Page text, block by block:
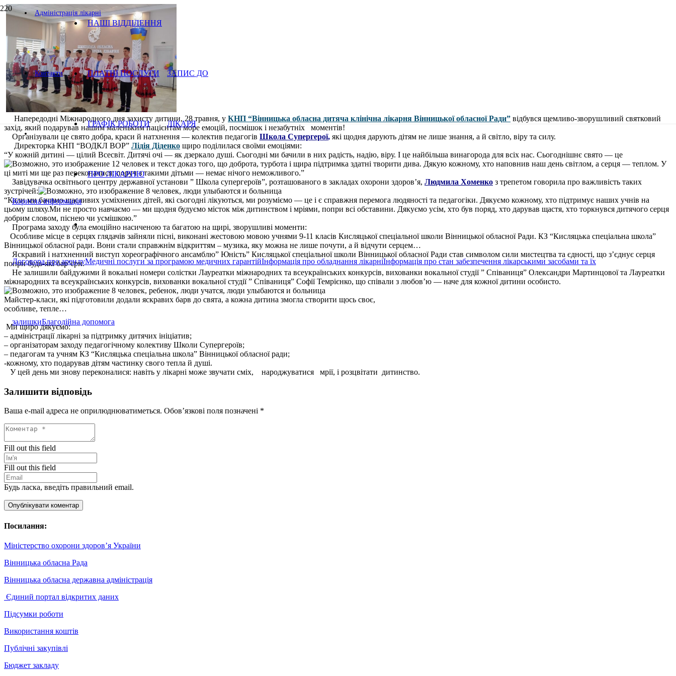
Адміністрація лікарні
Контакти
Корисна інформація
Договора про арендуМедичні послуги за програмою медичних гарантійІнформація про обладнання лікарніІнформація про стан забезпечення лікарськими засобами та їх
залишкиБлагодійна допомога
НАШІ ВІДДІЛЕННЯ
ПЛАТНІ ПОСЛУГИ
ГРАФІК РОБОТИ
ПРО ЛІКАРНЮ
ЗАПИС ДО
ЛІКАРЯ
Напередодні Міжнародного дня захисту дитини, 28 травня, у КНП “Вінницька обласна дитяча клінічна лікарня Вінницької обласної Ради” відбувся щемливо-зворушливий святковий
захід, який подарував нашим маленьким пацієнтам море емоцій, посмішок і незабутніх
моментів!
Організували це свято добра, краси й натхнення — колектив педагогів Школа Супергерої, які щодня дарують дітям не лише знання, а й світло, віру та силу.
Директорка КНП “ВОДКЛ ВОР” Лідія Діденко щиро поділилася своїми емоціями:
“У кожній дитині — цілий Всесвіт. Дитячі очі — як дзеркало душі. Сьогодні ми бачили в них радість, надію, віру. І це найбільша винагорода для всіх нас. Сьогоднішнє свято — це
доказ того, що доброта, турбота і щира підтримка здатні творити дива. Дякую кожному, хто наповнив наш день світлом, а серця — теплом. У
ці миті ми ще раз переконалися: поруч з такими дітьми — немає нічого неможливого.”
Завідувачка освітнього центру державної установи ” Школа супергероїв”, розташованого в закладах охорони здоров’я, Людмила Хоменко з трепетом говорила про важливість таких
зустрічей:
“Коли ми бачимо щасливих усміхнених дітей, які сьогодні лікуються, ми розуміємо — це і є справжня перемога людяності та педагогіки. Дякуємо кожному, хто підтримує наших учнів на
цьому шляху.Ми не просто навчаємо — ми щодня будуємо місток між дитинством і мріями, попри всі обставини. Дякуємо усім, хто був поряд, хто дарував щастя, хто торкнувся дитячого серця
добрим словом, піснею чи усмішкою.”
Програма заходу була емоційно насиченою та багатою на щирі, зворушливі моменти:
Особливе місце в серцях глядачів зайняли пісні, виконані жестовою мовою учнями 9-11 класів Кисляцької спеціальної школи Вінницької обласної Ради. КЗ “Кисляцька спеціальна школа”
Вінницької обласної ради. Вони стали справжнім відкриттям – музика, яку можна не лише почути, а й відчути серцем…
Яскравий і натхненний виступ хореографічного ансамблю” Юність” Кисляцької спеціальної школи Вінницької обласної Ради став символом сили мистецтва та єдності, що з’єднує серця
попри будь-які бар’єри.
Не залишили байдужими й вокальні номери солістки Лауреатки міжнародних та всеукраїнських конкурсів, вихованки вокальної студії ” Співаниця” Олександри Мартинцової та Лауреатки
міжнародних та всеукраїнських конкурсів, вихованки вокальної студії ” Співаниця” Софії Темрієнко, що співали з любов’ю — наче для кожної дитини особисто.
Майстер-класи, які підготовили додали яскравих барв до свята, а кожна дитина змогла створити щось своє,
особливе, тепле…
Ми щиро дякуємо:
– адміністрації лікарні за підтримку дитячих ініціатив;
– організаторам заходу педагогічному колективу Школи Супергероїв;
– педагогам та учням КЗ “Кисляцька спеціальна школа” Вінницької обласної ради;
-кожному, хто подарував дітям частинку свого тепла й душі.
У цей день ми знову переконалися: навіть у лікарні може звучати сміх, народжуватися мрії, і розцвітати дитинство.
Залишити відповідь
Ваша e-mail адреса не оприлюднюватиметься. Обов’язкові поля позначені *
Fill out this field
Fill out this field
Будь ласка, введіть правильний email.
Опублікувати коментар
Посилання:
Міністерство охорони здоров’я України
Вінницька обласна Рада
Вінницька обласна державна адміністрація
Єдиний портал відкритих даних
Підсумки роботи
Використання коштів
Публічні закупівлі
Бюджет закладу